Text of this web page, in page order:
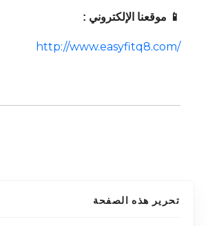
📱 موقعنا الإلكتروني :
http://www.easyfitq8.com/
تحرير هذه الصفحة